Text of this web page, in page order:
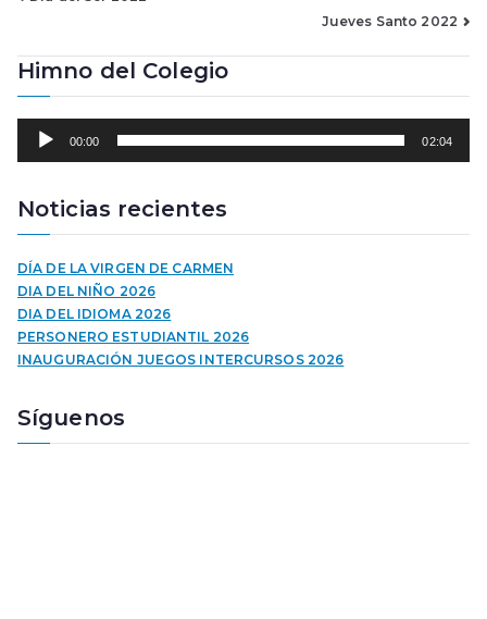
de
entradas
Jueves Santo 2022
Himno del Colegio
o
u
c
t
o
r
a
u
00:00 02:04
Noticias recientes
DÍA DE LA VIRGEN DE CARMEN
DIA DEL NIÑO 2026
DIA DEL IDIOMA 2026
PERSONERO ESTUDIANTIL 2026
INAUGURACIÓN JUEGOS INTERCURSOS 2026
Síguenos